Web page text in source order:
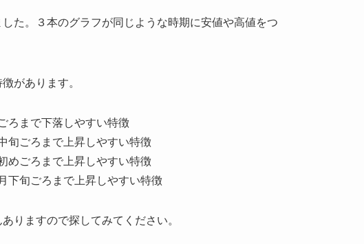
た。３本のグラフが同じような時期に安値や高値をつ
があります。
ろまで下落しやすい特徴
旬ごろまで上昇しやすい特徴
めごろまで上昇しやすい特徴
下旬ごろまで上昇しやすい特徴
りますので探してみてください。